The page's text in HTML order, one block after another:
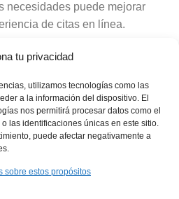
tu privacidad
utilizamos tecnologías como las
a la información del dispositivo. El
nos permitirá procesar datos como el
las identificaciones únicas en este sitio.
puede afectar negativamente a
sobre estos propósitos
necesidades puede mejorar
de citas en línea.
experiencia segura en
es la combinación
y hábitos de
la Privacidad en